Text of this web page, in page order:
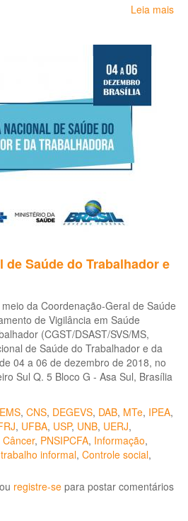
Leia mais
de Saúde do Trabalhador e
da Coordenação-Geral de Saúde
de Vigilância em Saúde
(CGST/DSAST/SVS/MS,
de Saúde do Trabalhador e da
04 a 06 de dezembro de 2018, no
Sul Q. 5 Bloco G - Asa Sul, Brasília
, CNS, DEGEVS, DAB, MTe, IPEA,
, UFBA, USP, UNB, UERJ,
Câncer, PNSIPCFA, Informação,
trabalho informal, Controle social,
ou registre-se para postar comentários